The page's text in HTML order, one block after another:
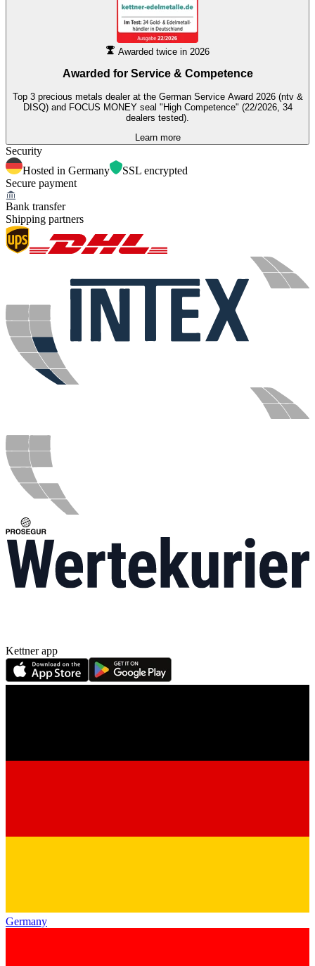
Awarded twice in 2026
Awarded for Service & Competence
Top 3 precious metals dealer at the German Service Award 2026 (ntv &
DISQ) and FOCUS MONEY seal "High Competence" (22/2026, 34
dealers tested).
Learn more
Security
Hosted in Germany
SSL encrypted
Secure payment
Bank transfer
Shipping partners
Kettner app
Germany